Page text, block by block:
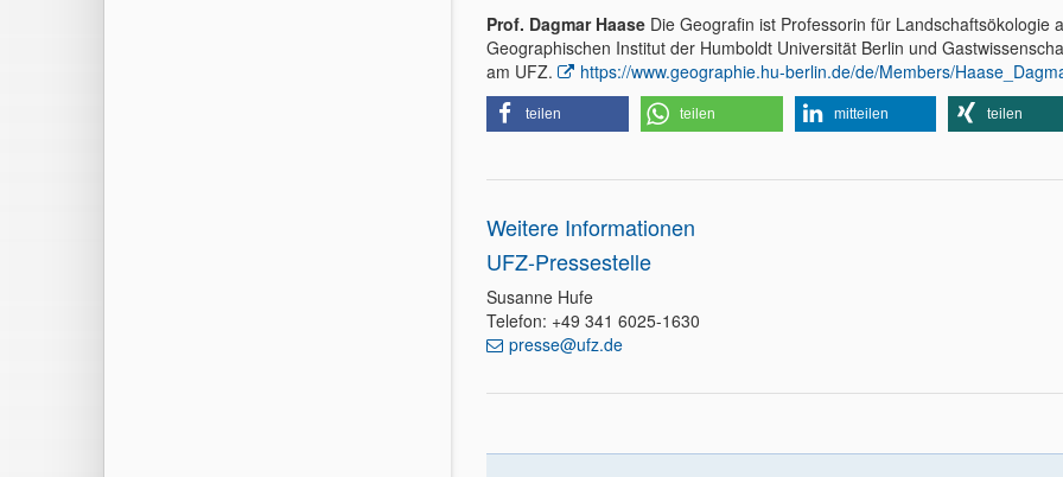
Prof. Dagmar Haase Die Geografin ist Professorin für Landschaftsökologie
Geographischen Institut der Humboldt Universität Berlin und
am UFZ.
https://www.geographie.hu-berlin.de/de/Members/
teilen teilen mitteilen teilen
Weitere Informationen
UFZ-Pressestelle
Susanne Hufe
Telefon: +49 341 6025-1630
presse@ufz.de